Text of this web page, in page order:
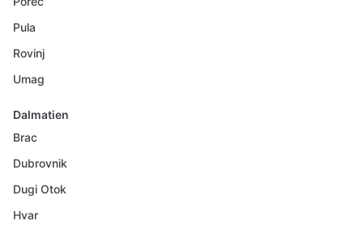
Pula
Rovinj
Umag
Dalmatien
Brac
Dubrovnik
Dugi Otok
Hvar